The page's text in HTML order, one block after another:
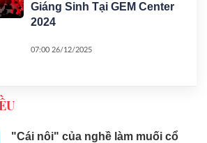
Giáng Sinh Tại GEM Center
2024
07:00 26/12/2025
"Cái nôi" của nghề làm muối cổ